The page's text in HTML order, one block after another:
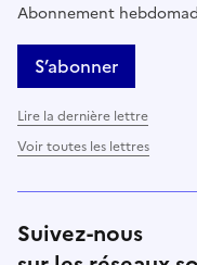
Abonnement
S’abonner
Lire la dernière lettre
Voir toutes les lettres
Suivez-nous